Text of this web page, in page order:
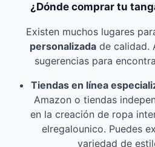
¿Dónde comprar tu
Existen muchos lugares
personalizada de calidad.
sugerencias para
Tiendas en línea
Amazon o tiendas
en la creación de ropa
elregalounico. Puedes
variedad de